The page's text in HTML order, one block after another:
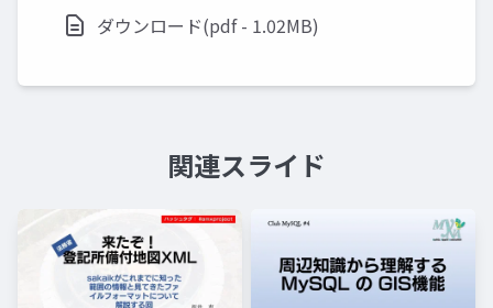
ダウンロード(pdf - 1.02MB)
関連スライド